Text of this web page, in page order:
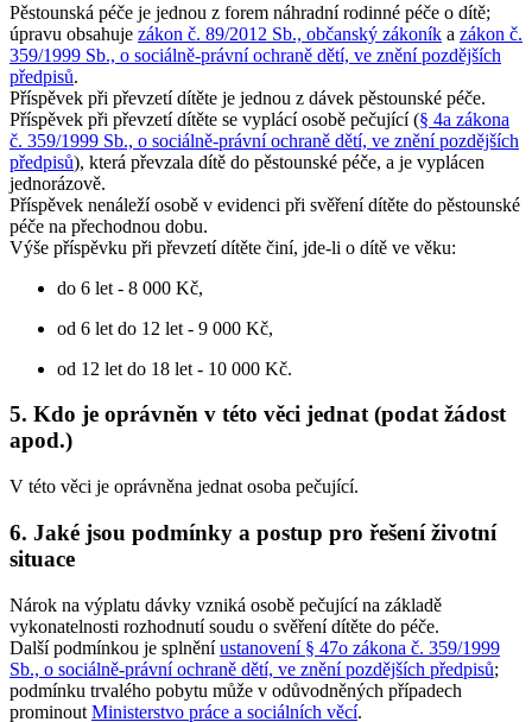
Pěstounská péče je jednou z forem náhradní rodinné péče o dítě;
úpravu obsahuje zákon č. 89/2012 Sb., občanský zákoník a zákon č.
359/1999 Sb., o sociálně-právní ochraně dětí, ve znění pozdějších
předpisů.
Příspěvek při převzetí dítěte je jednou z dávek pěstounské péče.
Příspěvek při převzetí dítěte se vyplácí osobě pečující (§ 4a zákona
č. 359/1999 Sb., o sociálně-právní ochraně dětí, ve znění pozdějších
předpisů), která převzala dítě do pěstounské péče, a je vyplácen
jednorázově.
Příspěvek nenáleží osobě v evidenci při svěření dítěte do pěstounské
péče na přechodnou dobu.
Výše příspěvku při převzetí dítěte činí, jde-li o dítě ve věku:
do 6 let - 8 000 Kč,
od 6 let do 12 let - 9 000 Kč,
od 12 let do 18 let - 10 000 Kč.
5. Kdo je oprávněn v této věci jednat (podat žádost
apod.)
V této věci je oprávněna jednat osoba pečující.
6. Jaké jsou podmínky a postup pro řešení životní
situace
Nárok na výplatu dávky vzniká osobě pečující na základě
vykonatelnosti rozhodnutí soudu o svěření dítěte do péče.
Další podmínkou je splněníustanovení § 47o zákona č. 359/1999
Sb., o sociálně-právní ochraně dětí, ve znění pozdějších předpisů;
podmínku trvalého pobytu může v odůvodněných případech
prominout Ministerstvo práce a sociálních věcí.